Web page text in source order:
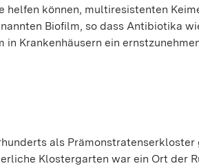
können, multiresistenten
Biofilm, so dass Antibiotika
Krankenhäusern ein
als
Klostergarten war ein Ort der